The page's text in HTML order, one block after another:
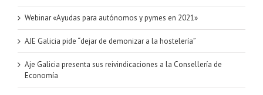
Webinar «Ayudas para autónomos y pymes en 2021»
AJE Galicia pide “dejar de demonizar a la hostelería”
Aje Galicia presenta sus reivindicaciones a la Consellería de
Economía